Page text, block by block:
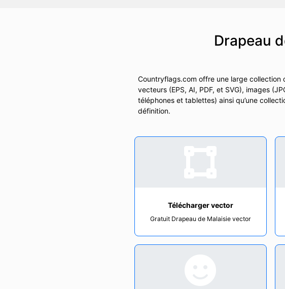
Drapeau
Countryflags.com offre une large collection
vecteurs (EPS, AI, PDF, et SVG), images
téléphones et tablettes) ainsi qu’une
définition.
Télécharger vector
Gratuit Drapeau de Malaisie vector